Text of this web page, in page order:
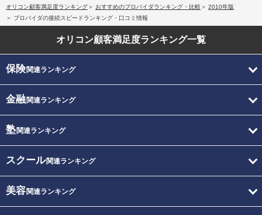
オリコン顧客満足度ランキング おすすめのプロバイダランキング・比較
2010年版
プロバイダの接続スピードランキング・口コミ情報
オリコン顧客満足度ランキング一覧
保険関連ランキング
金融関連ランキング
塾関連ランキング
スクール関連ランキング
美容関連ランキング